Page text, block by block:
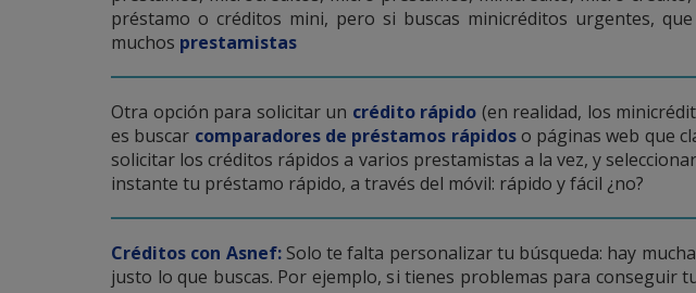
préstamo o créditos mini, pero si buscas minicréditos urgentes,
muchos prestamistas
Otra opción para solicitar un crédito rápido (en realidad, los
es buscar comparadores de préstamos rápidoso páginas web que
solicitar los créditos rápidos a varios prestamistas a la vez, y
instante tu préstamo rápido, a través del móvil: rápido y fácil ¿no?
Créditos con Asnef:Solo te falta personalizar tu búsqueda: hay
justo lo que buscas. Por ejemplo, si tienes problemas para